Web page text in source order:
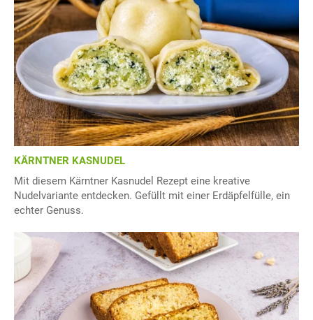
KÄRNTNER KASNUDEL
Mit diesem Kärntner Kasnudel Rezept eine kreative
Nudelvariante entdecken. Gefüllt mit einer Erdäpfelfülle, ein
echter Genuss.